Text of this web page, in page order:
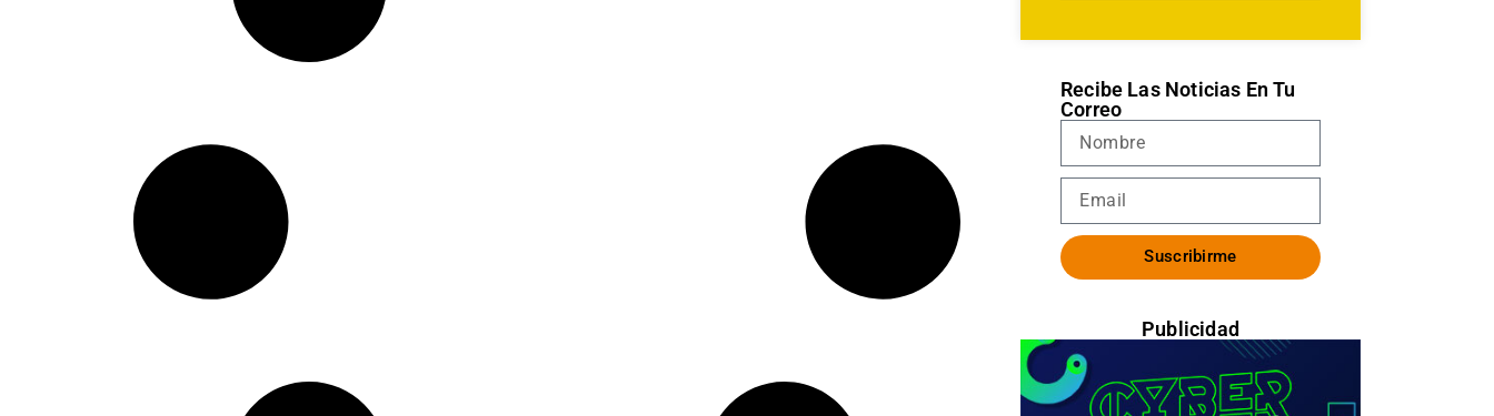
Recibe Las Noticias En Tu
Correo
Suscribirme
Publicidad